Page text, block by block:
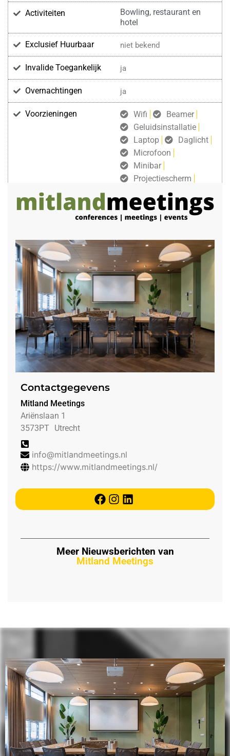
Activiteiten
Bowling, restaurant en
hotel
Exclusief Huurbaar niet bekend
Invalide Toegankelijk ja
Overnachtingen ja
Voorzieningen Wifi
Beamer
Geluidsinstallatie
Laptop
Daglicht
Microfoon
Minibar
Projectiescherm
gratis draadloos internet
Contactgegevens
Mitland Meetings
Ariënslaan 1
3573PT Utrecht
info@mitlandmeetings.nl
https://www.mitlandmeetings.nl/
Meer Nieuwsberichten van
Mitland Meetings